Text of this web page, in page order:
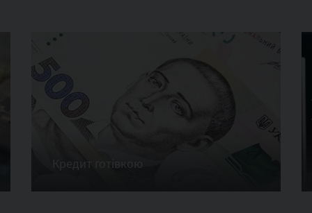
Кредит готівкою